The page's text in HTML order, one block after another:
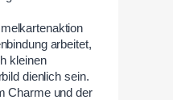
arbeitet,
kleinen
dienlich sein.
Charme und der